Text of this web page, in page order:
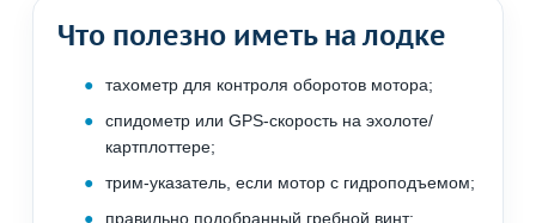
Что полезно иметь на лодке
тахометр для контроля оборотов мотора;
спидометр или GPS-скорость на эхолоте/
картплоттере;
трим-указатель, если мотор с гидроподъемом;
правильно подобранный гребной винт;